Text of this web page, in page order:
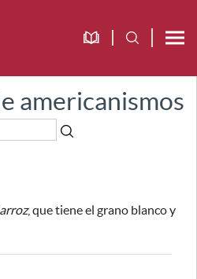
americanismos
, que tiene el grano blanco y